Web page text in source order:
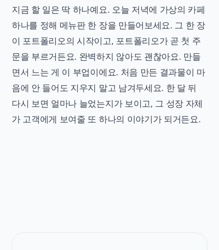
지금 할 일은 딱 하나예요. 오늘 저녁에 가상의 카페
하나를 정해 메뉴판 한 장을 만들어보세요. 그 한 장
이 포트폴리오의 시작이고, 포트폴리오가 곧 첫 주
문을 부르거든요. 완벽하지 않아도 괜찮아요. 만들
면서 느는 게 이 부업이에요. 처음 만든 결과물이 마
음에 안 들어도 지우지 말고 남겨두세요. 한 달 뒤
다시 보면 얼마나 늘었는지가 보이고, 그 성장 자체
가 고객에게 보여줄 또 하나의 이야기가 되거든요.